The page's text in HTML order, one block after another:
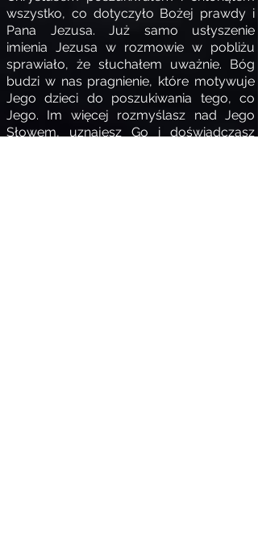
wszystko, co dotyczyło Bożej prawdy i
Pana Jezusa. Już samo usłyszenie
imienia Jezusa w rozmowie w pobliżu
sprawiało, że słuchałem uważnie. Bóg
budzi w nas pragnienie, które motywuje
Jego dzieci do poszukiwania tego, co
Jego. Im więcej rozmyślasz nad Jego
Słowem, uznajesz Go i doświadczasz